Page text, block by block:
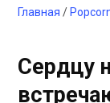
Главная /
Сердцу